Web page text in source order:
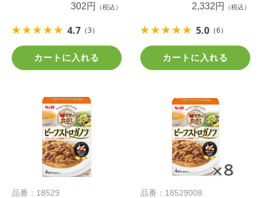
302円
（税込）
4.7 （3）
カートに入れる
2,332円
（税込）
5.0 （6）
カートに入れる
品番：18529 品番：18529008